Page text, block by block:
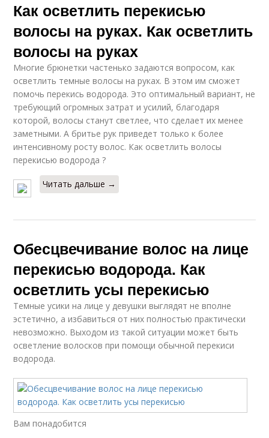
Как осветлить перекисью
волосы на руках. Как осветлить
волосы на руках
Многие брюнетки частенько задаются вопросом, как
осветлить темные волосы на руках. В этом им сможет
помочь перекись водорода. Это оптимальный вариант, не
требующий огромных затрат и усилий, благодаря
которой, волосы станут светлее, что сделает их менее
заметными. А бритье рук приведет только к более
интенсивному росту волос. Как осветлить волосы
перекисью водорода ?
Читать дальше →
Обесцвечивание волос на лице
перекисью водорода. Как
осветлить усы перекисью
Темные усики на лице у девушки выглядят не вполне
эстетично, а избавиться от них полностью практически
невозможно. Выходом из такой ситуации может быть
осветление волосков при помощи обычной перекиси
водорода.
Вам понадобится